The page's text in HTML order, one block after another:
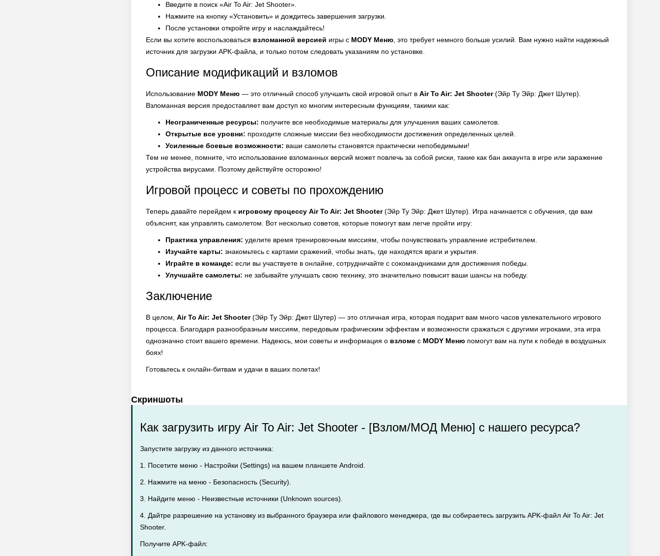
Введите в поиск «Air To Air: Jet Shooter».
Нажмите на кнопку «Установить» и дождитесь завершения загрузки.
После установки откройте игру и наслаждайтесь!
Если вы хотите воспользоваться взломанной версией игры с MODY Меню , это требует немного больше усилий. Вам нужно найти надежный
источник для загрузки APK-файла, и только потом следовать указаниям по установке.
Описание модификаций и взломов
Использование MODY Меню — это отличный способ улучшить свой игровой опыт в Air To Air: Jet Shooter(Эйр Ту Эйр: Джет Шутер).
Взломанная версия предоставляет вам доступ ко многим интересным функциям, такими как:
Неограниченные ресурсы: получите все необходимые материалы для улучшения ваших самолетов.
Открытые все уровни: проходите сложные миссии без необходимости достижения определенных целей.
Усиленные боевые возможности: ваши самолеты становятся практически непобедимыми!
Тем не менее, помните, что использование взломанных версий может повлечь за собой риски, такие как бан аккаунта в игре или заражение
устройства вирусами. Поэтому действуйте осторожно!
Игровой процесс и советы по прохождению
Теперь давайте перейдем к игровому процессу Air To Air: Jet Shooter(Эйр Ту Эйр: Джет Шутер). Игра начинается с обучения, где вам
объяснят, как управлять самолетом. Вот несколько советов, которые помогут вам легче пройти игру:
Практика управления: уделите время тренировочным миссиям, чтобы почувствовать управление истребителем.
Изучайте карты: знакомьтесь с картами сражений, чтобы знать, где находятся враги и укрытия.
Играйте в команде: если вы участвуете в онлайне, сотрудничайте с сокомандниками для достижения победы.
Улучшайте самолеты: не забывайте улучшать свою технику, это значительно повысит ваши шансы на победу.
Заключение
В целом, Air To Air: Jet Shooter(Эйр Ту Эйр: Джет Шутер) — это отличная игра, которая подарит вам много часов увлекательного игрового
процесса. Благодаря разнообразным миссиям, передовым графическим эффектам и возможности сражаться с другими игроками, эта игра
однозначно стоит вашего времени. Надеюсь, мои советы и информация о взломе с MODY Меню помогут вам на пути к победе в воздушных
боях!
Готовьтесь к онлайн-битвам и удачи в ваших полетах!
Скриншоты
Как загрузить игру Air To Air: Jet Shooter - [Взлом/МОД Меню] с нашего ресурса?
Запустите загрузку из данного источника:
1. Посетите меню - Настройки (Settings) на вашем планшете Android.
2. Нажмите на меню - Безопасность (Security).
3. Найдите меню - Неизвестные источники (Unknown sources).
4. Дайтре разрешение на установку из выбранного браузера или файлового менеджера, где вы собираетесь загрузить APK-файл Air To Air: Jet
Shooter.
Получите APK-файл: